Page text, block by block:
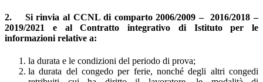
2. Si rinvia al CCNL di comparto 2006/2009 – 2016/2018 –
2019/2021 e al Contratto integrativo di Istituto per le
informazioni relative a:
la durata e le condizioni del periodo di prova;
la durata del congedo per ferie, nonché degli altri congedi